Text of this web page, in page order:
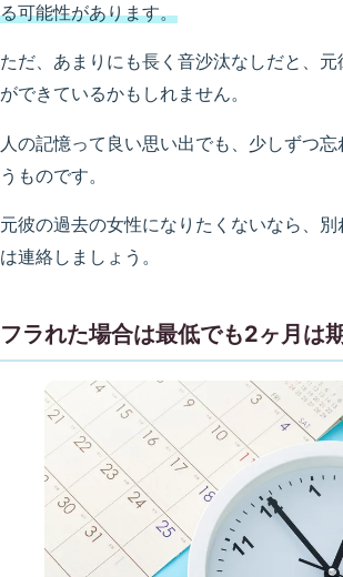
る可能性があります。
ただ、あまりにも長く音沙汰なしだと、
ができているかもしれません。
人の記憶って良い思い出でも、少しずつ忘
うものです。
元彼の過去の女性になりたくないなら、別
は連絡しましょう。
フラれた場合は最低でも2ヶ月は